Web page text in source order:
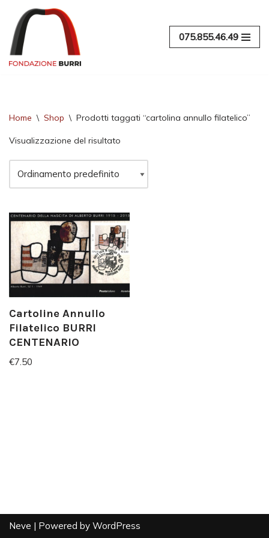
Vai
al
contenuto
075.855.46.49
Home \ Shop \ Prodotti taggati “cartolina annullo filatelico”
Visualizzazione del risultato
Cartoline Annullo
Filatelico BURRI
CENTENARIO
€7.50
Neve | Powered by WordPress